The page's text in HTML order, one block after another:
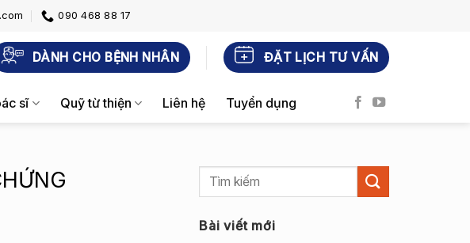
090 468 88 17
DÀNH CHO BỆNH NHÂN ĐẶT LỊCH TƯ VẤN
sĩ Quỹ từ thiện Liên hệ Tuyển dụng
Bài viết mới